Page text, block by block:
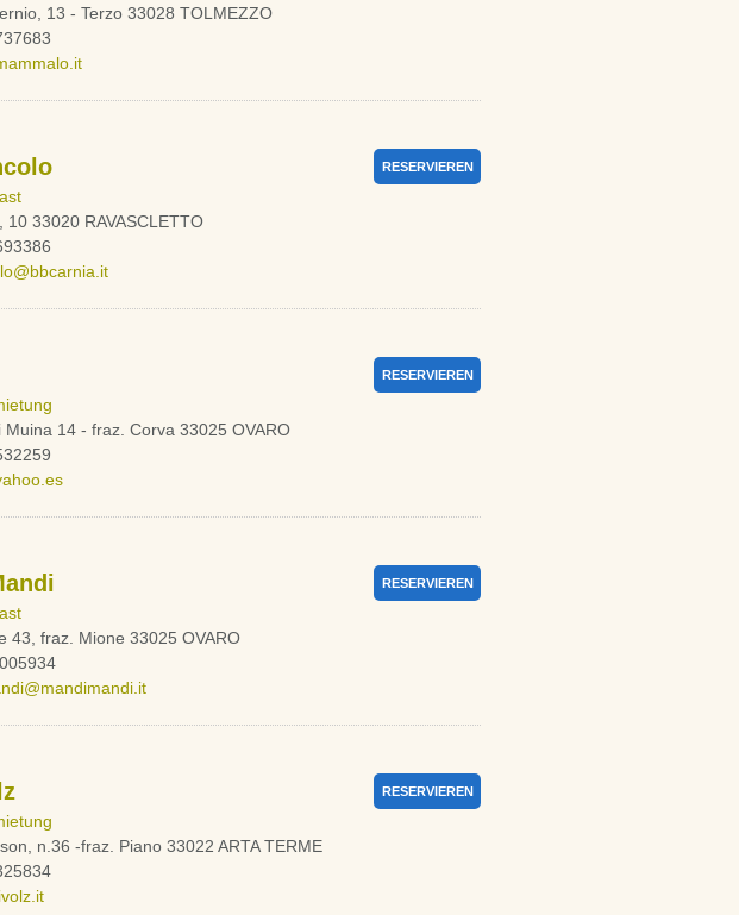
13 - Terzo 33028 TOLMEZZO
RESERVIEREN
10 33020 RAVASCLETTO
RESERVIEREN
Muina 14 - fraz. Corva 33025 OVARO
RESERVIEREN
43, fraz. Mione 33025 OVARO
RESERVIEREN
n.36 -fraz. Piano 33022 ARTA TERME